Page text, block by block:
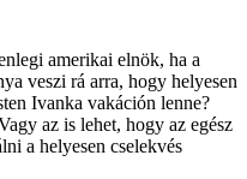
amerikai elnök, ha a
veszi rá arra, hogy helyesen
Ivanka vakáción lenne?
az is lehet, hogy az egész
a helyesen cselekvés